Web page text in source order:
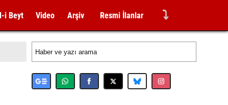
i Beyt Video Arşiv Resmi İlanlar ⤵